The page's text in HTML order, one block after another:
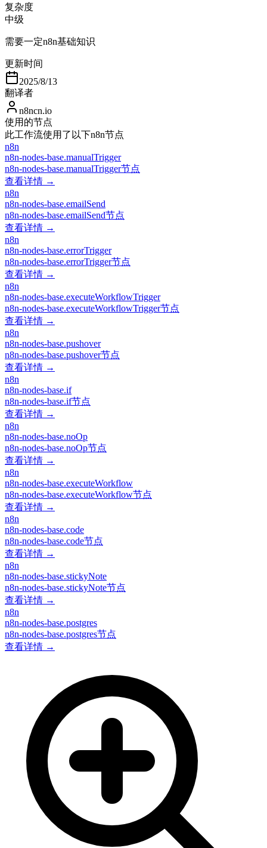
复杂度
中级
需要一定n8n基础知识
更新时间
2025/8/13
翻译者
n8ncn.io
使用的节点
此工作流使用了以下n8n节点
n8n
n8n-nodes-base.manualTrigger
n8n-nodes-base.manualTrigger节点
查看详情 →
n8n
n8n-nodes-base.emailSend
n8n-nodes-base.emailSend节点
查看详情 →
n8n
n8n-nodes-base.errorTrigger
n8n-nodes-base.errorTrigger节点
查看详情 →
n8n
n8n-nodes-base.executeWorkflowTrigger
n8n-nodes-base.executeWorkflowTrigger节点
查看详情 →
n8n
n8n-nodes-base.pushover
n8n-nodes-base.pushover节点
查看详情 →
n8n
n8n-nodes-base.if
n8n-nodes-base.if节点
查看详情 →
n8n
n8n-nodes-base.noOp
n8n-nodes-base.noOp节点
查看详情 →
n8n
n8n-nodes-base.executeWorkflow
n8n-nodes-base.executeWorkflow节点
查看详情 →
n8n
n8n-nodes-base.code
n8n-nodes-base.code节点
查看详情 →
n8n
n8n-nodes-base.stickyNote
n8n-nodes-base.stickyNote节点
查看详情 →
n8n
n8n-nodes-base.postgres
n8n-nodes-base.postgres节点
查看详情 →